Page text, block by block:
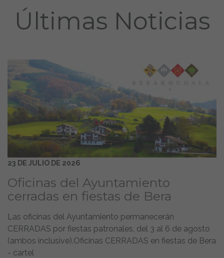
Últimas Noticias
23 DE JULIO DE 2026
Oficinas del Ayuntamiento
cerradas en fiestas de Bera
Las oficinas del Ayuntamiento permanecerán
CERRADAS por fiestas patronales, del 3 al 6 de agosto
(ambos inclusive).Oficinas CERRADAS en fiestas de Bera
- cartel